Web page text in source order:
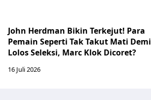
John Herdman Bikin Terkejut! Para
Pemain Seperti Tak Takut Mati Demi
Lolos Seleksi, Marc Klok Dicoret?
16 Juli 2026